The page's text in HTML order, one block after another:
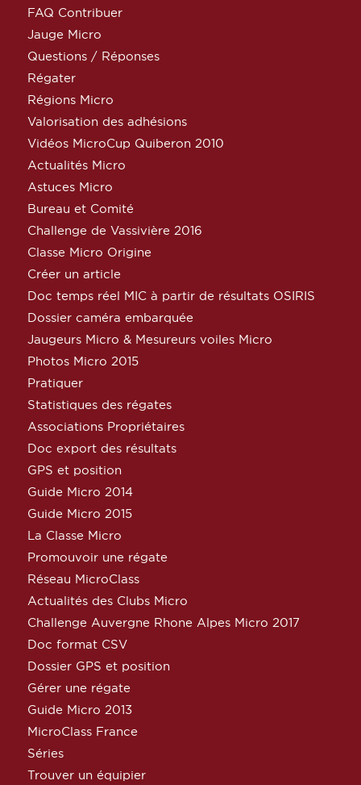
FAQ Contribuer
Jauge Micro
Questions / Réponses
Régater
Régions Micro
Valorisation des adhésions
Vidéos MicroCup Quiberon 2010
Actualités Micro
Astuces Micro
Bureau et Comité
Challenge de Vassivière 2016
Classe Micro Origine
Créer un article
Doc temps réel MIC à partir de résultats OSIRIS
Dossier caméra embarquée
Jaugeurs Micro & Mesureurs voiles Micro
Photos Micro 2015
Pratiquer
Statistiques des régates
Associations Propriétaires
Doc export des résultats
GPS et position
Guide Micro 2014
Guide Micro 2015
La Classe Micro
Promouvoir une régate
Réseau MicroClass
Actualités des Clubs Micro
Challenge Auvergne Rhone Alpes Micro 2017
Doc format CSV
Dossier GPS et position
Gérer une régate
Guide Micro 2013
MicroClass France
Séries
Trouver un équipier